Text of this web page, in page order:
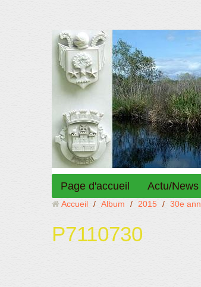
Page d'accueil Actu/News
Accueil / Album / 2015 / 30e
P7110730